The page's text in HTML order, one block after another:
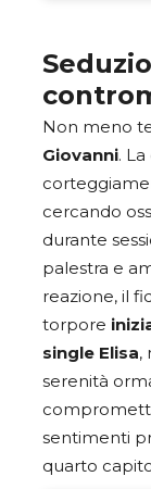
Non meno
Giovanni.
cercando
durante
palestra e
reazione, il
torpore
single Elisa,
serenità
sentimenti
quarto